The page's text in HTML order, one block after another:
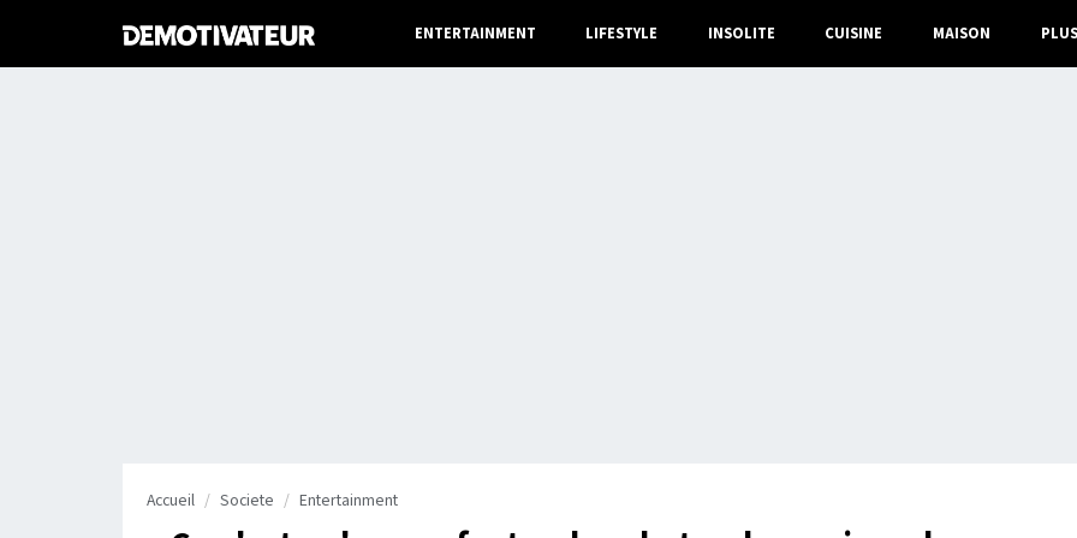
ENTERTAINMENT LIFESTYLE INSOLITE CUISINE MAISON PLUS
Accueil Societe Entertainment